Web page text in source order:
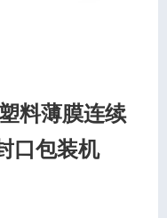
料薄膜连续
口包装机